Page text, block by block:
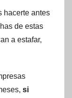
hacerte antes
de estas
a estafar,
si